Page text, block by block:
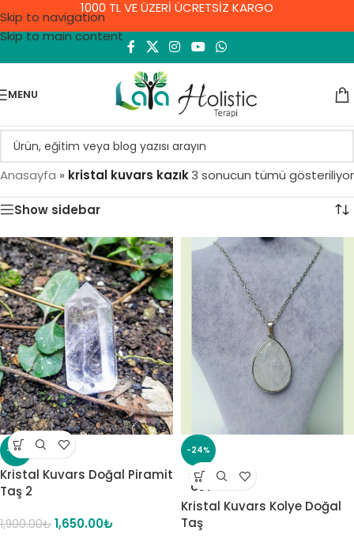
Skip to navigation
Skip to main content
1000 TL VE ÜZERİ ÜCRETSİZ KARGO
MENU
Anasayfa » kristal kuvars kazık3 sonucun tümü gösteriliyor
Show sidebar
-13%
Kristal Kuvars Doğal Piramit
Taş 2
1,900.00₺ 1,650.00₺
-24%
SOLD
OUT
Kristal Kuvars Kolye Doğal
Taş